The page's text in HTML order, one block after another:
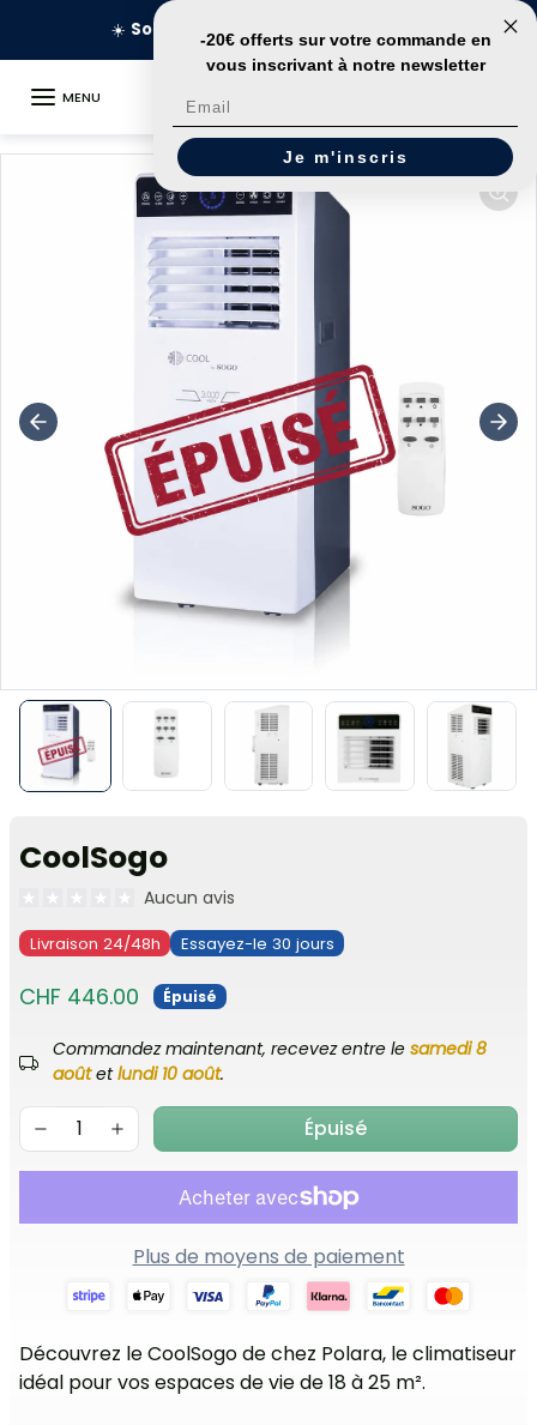
spécial 149€ Livraison en
MENU
Passer aux informations sur le produit
CoolSogo
Aucun avis
Livraison 24/48h Essayez-le 30 jours
CHF 446.00 Épuisé
Commandez maintenant, recevez entre le samedi 8
aoûtetlundi 10 août.
Épuisé
Plus de moyens de paiement
Découvrez le CoolSogo de chez Polara, le climatiseur
idéal pour vos espaces de vie de 18 à 25 m².
-20€ offerts sur votre commande en
vous inscrivant à notre newsletter
Email
Je m'inscris